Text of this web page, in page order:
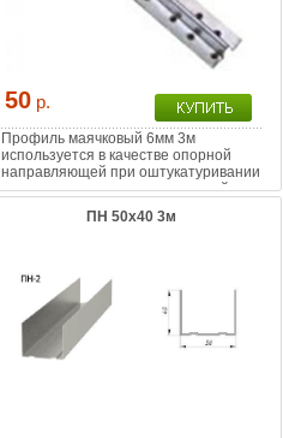
50 р.
Профиль маячковый 6мм 3м
используется в качестве опорной
направляющей при оштукатуривании
для выравнивания поверхностей
ПН 50х40 3м